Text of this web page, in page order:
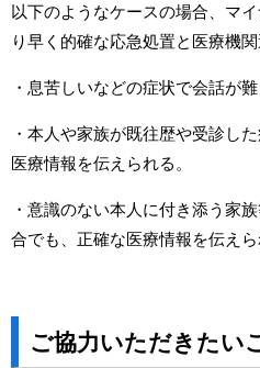
以下のようなケースの場合、マ
り早く的確な応急処置と医療機関
・息苦しいなどの症状で会話が難
・本人や家族が既往歴や受診し
医療情報を伝えられる。
・意識のない本人に付き添う家
合でも、正確な医療情報を伝えら
ご協力いただきたい